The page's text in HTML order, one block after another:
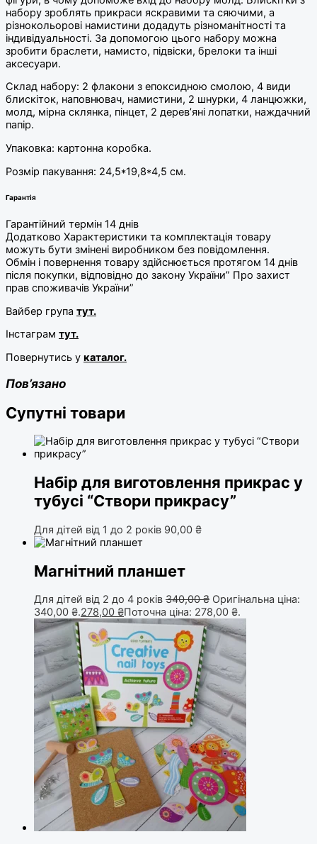
набору зроблять прикраси яскравими та сяючими, а
різнокольорові намистини додадуть різноманітності та
індивідуальності. За допомогою цього набору можна
зробити браслети, намисто, підвіски, брелоки та інші
аксесуари.
Склад набору: 2 флакони з епоксидною смолою, 4 види
блискіток, наповнювач, намистини, 2 шнурки, 4 ланцюжки,
молд, мірна склянка, пінцет, 2 дерев’яні лопатки, наждачний
папір.
Упаковка: картонна коробка.
Розмір пакування: 24,5*19,8*4,5 см.
Гарантія
Гарантійний термін 14 днів
Додатково Характеристики та комплектація товару
можуть бути змінені виробником без повідомлення.
Обмін і повернення товару здійснюється протягом 14 днів
після покупки, відповідно до закону України” Про захист
прав споживачів України”
Вайбер група тут.
Інстаграм тут.
Повернутись у каталог.
Пов’язано
Супутні товари
Набір для виготовлення прикрас у
тубусі “Створи прикрасу”
Для дітей від 1 до 2 років 90,00 ₴
Магнітний планшет
Для дітей від 2 до 4 років 340,00₴ Оригінальна ціна:
340,00 ₴.278,00 ₴Поточна ціна: 278,00 ₴.